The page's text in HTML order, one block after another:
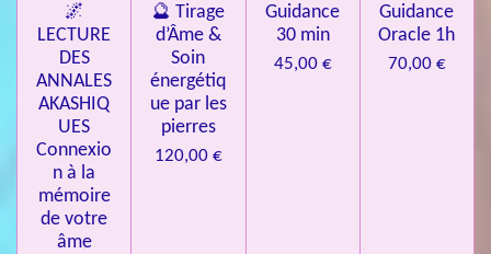
🌌
LECTURE
DES
ANNALES
AKASHIQ
UES
Connexio
n à la
mémoire
de votre
âme
🔮 Tirage
d’Âme &
Soin
énergétiq
ue par les
pierres
120,00 €
Guidance
30 min
45,00 €
Guidance
Oracle 1h
70,00 €